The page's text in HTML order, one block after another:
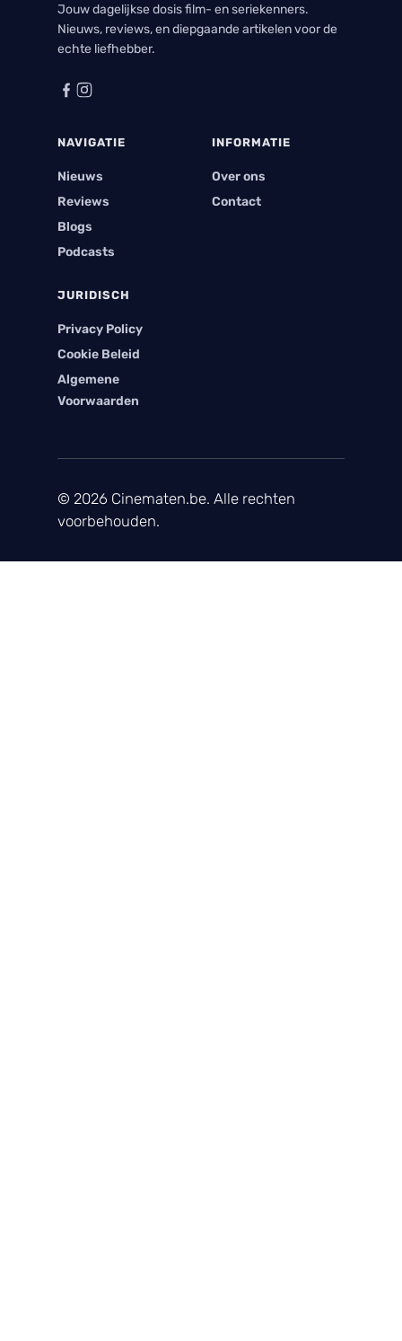
Jouw dagelijkse dosis film- en seriekenners.
Nieuws, reviews, en diepgaande artikelen voor de
echte liefhebber.
NAVIGATIE
Nieuws
Reviews
Blogs
Podcasts
INFORMATIE
Over ons
Contact
JURIDISCH
Privacy Policy
Cookie Beleid
Algemene
Voorwaarden
© 2026 Cinematen.be. Alle rechten
voorbehouden.